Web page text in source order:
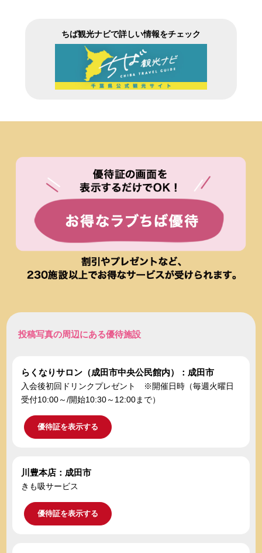
ちば観光ナビで詳しい情報をチェック
投稿写真の周辺にある優待施設
らくなりサロン（成田市中央公民館内）：成田市
入会後初回ドリンクプレゼント ※開催日時（毎週火曜日
受付10:00～/開始10:30～12:00まで）
優待証を表示する
川豊本店：成田市
きも吸サービス
優待証を表示する